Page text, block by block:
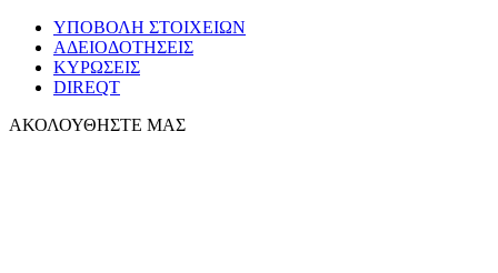
ΥΠΟΒΟΛΗ ΣΤΟΙΧΕΙΩΝ
ΑΔΕΙΟΔΟΤΗΣΕΙΣ
ΚΥΡΩΣΕΙΣ
DIREQT
ΑΚΟΛΟΥΘΗΣΤΕ ΜΑΣ